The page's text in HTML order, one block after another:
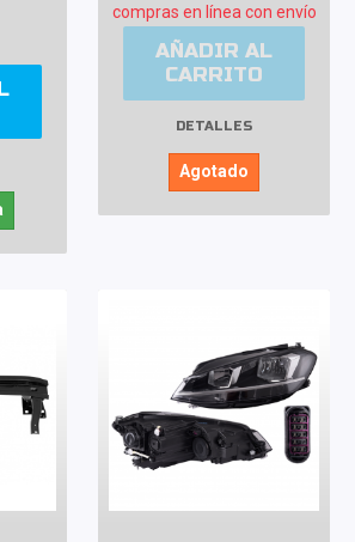
compras en línea con envío
AÑADIR AL
CARRITO
DETALLES
Agotado